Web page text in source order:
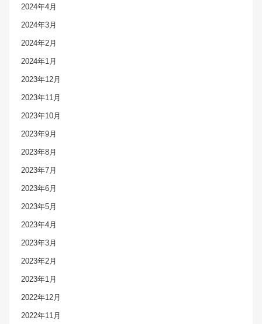
2024年4月
2024年3月
2024年2月
2024年1月
2023年12月
2023年11月
2023年10月
2023年9月
2023年8月
2023年7月
2023年6月
2023年5月
2023年4月
2023年3月
2023年2月
2023年1月
2022年12月
2022年11月